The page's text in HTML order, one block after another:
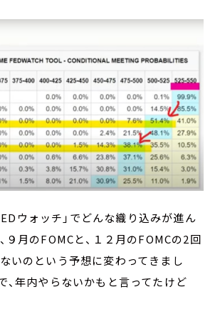
ウォッチ」でどんな織り込みが進ん
９月のFOMCと、１２月のFOMCの2回
いのという予想に変わってきまし
、年内やらないかもと言ってたけど